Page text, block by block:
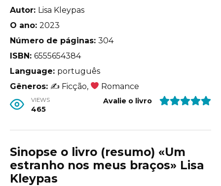
Autor: Lisa Kleypas
O ano: 2023
Número de páginas: 304
ISBN: 6555654384
Language: português
Gêneros: ✍ Ficção, Romance
VIEWS
465
Avalie o livro
Sinopse o livro (resumo) «Um
estranho nos meus braços» Lisa
Kleypas